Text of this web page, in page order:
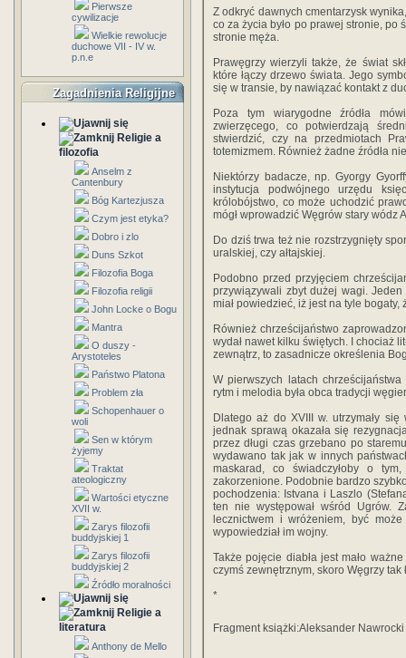
Pierwsze
cywilizacje
Wielkie rewolucje
duchowe VII - IV w.
p.n.e
Zagadnienia Religijne
Religie a
filozofia
Anselm z
Cantenbury
Bóg Kartezjusza
Czym jest etyka?
Dobro i zlo
Duns Szkot
Filozofia Boga
Filozofia religii
John Locke o Bogu
Mantra
O duszy -
Arystoteles
Państwo Platona
Problem zła
Schopenhauer o
woli
Sen w którym
żyjemy
Traktat
ateologiczny
Wartości etyczne
XVII w.
Zarys filozofii
buddyjskiej 1
Zarys filozofii
buddyjskiej 2
Źródło moralności
Religie a
literatura
Anthony de Mello
Z odkryć dawnych cmentarzysk
co za życia było po prawej stronie, po
stronie męża.
Prawęgrzy wierzyli także, że świat
które łączy drzewo świata. Jego
się w transie, by nawiązać kontakt z
Poza tym wiarygodne źródła
zwierzęcego, co potwierdzają
stwierdzić, czy na przedmiotach
totemizmem. Również żadne źródła
Niektórzy badacze, np. Gyorgy
instytucja podwójnego urzędu
królobójstwo, co może uchodzić
mógł wprowadzić Węgrów stary wódz
Do dziś trwa też nie rozstrzygnięty
uralskiej, czy ałtajskiej.
Podobno przed przyjęciem
przywiązywali zbyt dużej wagi.
miał powiedzieć, iż jest na tyle
Również chrześcijaństwo
wydał nawet kilku świętych. I chociaż
zewnątrz, to zasadnicze określenia
W pierwszych latach
rytm i melodia była obca tradycji
Dlatego aż do XVIII w. utrzymały
jednak sprawą okazała się
przez długi czas grzebano po
wydawano tak jak w innych
maskarad, co świadczyłoby o
zakorzenione. Podobnie bardzo
pochodzenia: Istvana i Laszlo
ten nie występował wśród Ugrów.
lecznictwem i wróżeniem, być
wypowiedział im wojny.
Także pojęcie diabła jest mało
czymś zewnętrznym, skoro Węgrzy
*
Fragment książki:Aleksander